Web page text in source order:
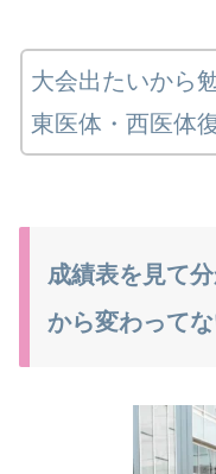
大会出たいから
東医体・西医体
成績表を見て
から変わってな